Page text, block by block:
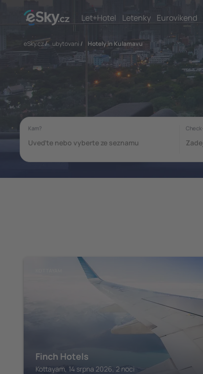
Let+Hotel Letenky Eurovíkend
eSky.cz/ ubytovani / Hotely in Kulamavu
Finch Hotels
Kottayam, 14 srpna 2026, 2 noci